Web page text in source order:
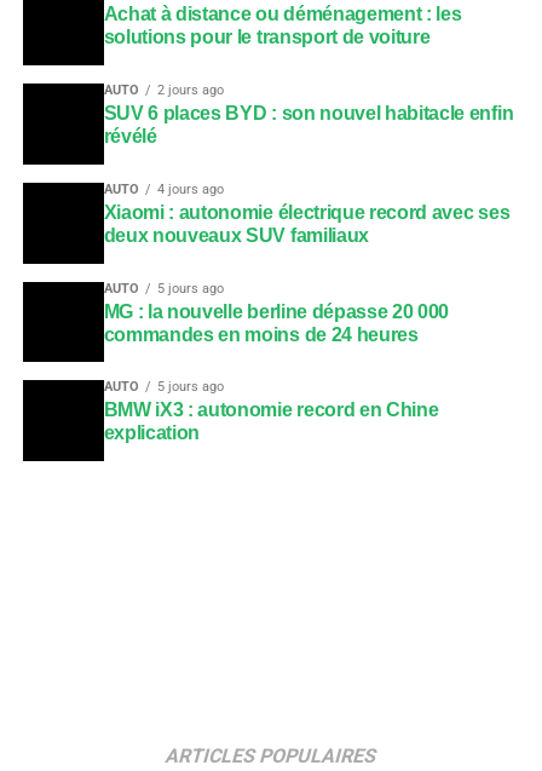
Achat à distance ou déménagement : les
solutions pour le transport de voiture
AUTO 2 jours ago
SUV 6 places BYD : son nouvel habitacle enfin
révélé
AUTO 4 jours ago
Xiaomi : autonomie électrique record avec ses
deux nouveaux SUV familiaux
AUTO 5 jours ago
MG : la nouvelle berline dépasse 20 000
commandes en moins de 24 heures
AUTO 5 jours ago
BMW iX3 : autonomie record en Chine
explication
ARTICLES POPULAIRES